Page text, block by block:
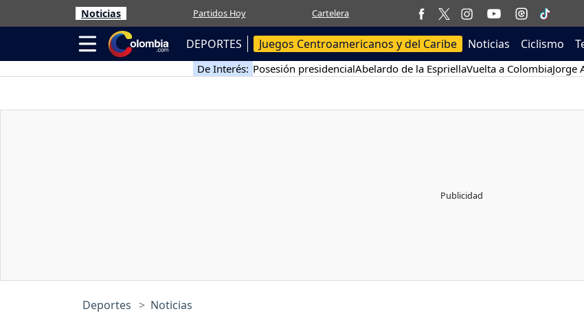
Noticias Partidos Hoy Cartelera
DEPORTES Juegos Centroamericanos y del Caribe Noticias Ciclismo
De Interés: Posesión presidencialAbelardo de la EspriellaVuelta a ColombiaJorge
Deportes Noticias